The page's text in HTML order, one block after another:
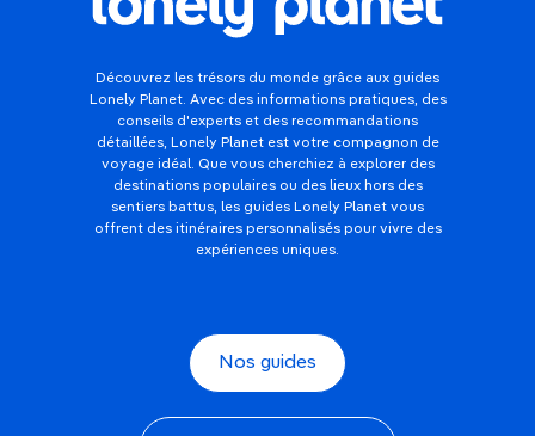
Découvrez les trésors du monde grâce aux guides
Lonely Planet. Avec des informations pratiques, des
conseils d'experts et des recommandations
détaillées, Lonely Planet est votre compagnon de
voyage idéal. Que vous cherchiez à explorer des
destinations populaires ou des lieux hors des
sentiers battus, les guides Lonely Planet vous
offrent des itinéraires personnalisés pour vivre des
expériences uniques.
Nos guides